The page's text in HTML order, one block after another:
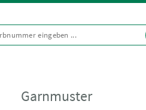
Garnmuster